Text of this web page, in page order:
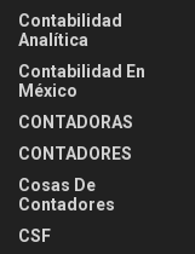
Contabilidad
Analítica
Contabilidad En
México
CONTADORAS
CONTADORES
Cosas De
Contadores
CSF